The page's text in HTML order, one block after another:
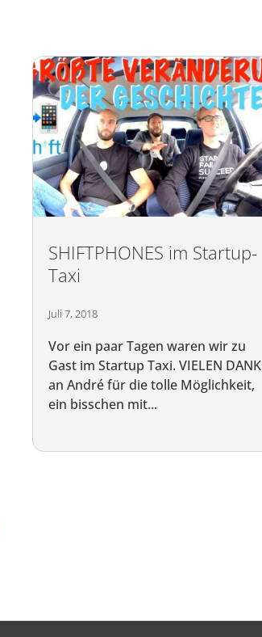
SHIFTPHONES im Startup-
Taxi
Juli 7, 2018
Vor ein paar Tagen waren wir zu
Gast im Startup Taxi. VIELEN DANK
an André für die tolle Möglichkeit,
ein bisschen mit...